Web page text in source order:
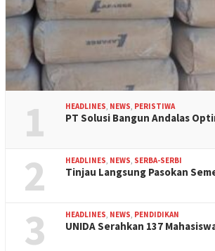
1 HEADLINES NEWS PERISTIWA
PT Solusi Bangun Andalas
2 HEADLINES NEWS SERBA-SERBI
Tinjau Langsung Pasokan
3 HEADLINES NEWS PENDIDIKAN
UNIDA Serahkan 137